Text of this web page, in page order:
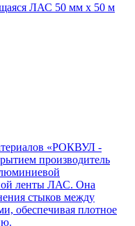
ЛАС 50 мм х 50 м